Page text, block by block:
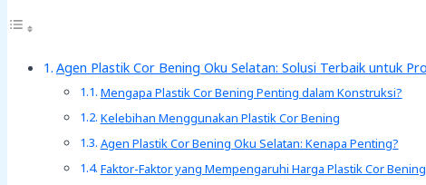
Agen Plastik Cor Bening Oku Selatan: Solusi Terbaik untuk
Mengapa Plastik Cor Bening Penting dalam Konstruksi?
Kelebihan Menggunakan Plastik Cor Bening
Agen Plastik Cor Bening Oku Selatan: Kenapa Penting?
Faktor-Faktor yang Mempengaruhi Harga Plastik Cor Bening